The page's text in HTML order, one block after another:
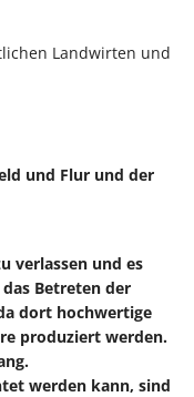
Landwirten und
und Flur und der
verlassen und es
Betreten der
dort hochwertige
produziert werden.
werden kann, sind